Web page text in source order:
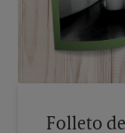
Folleto